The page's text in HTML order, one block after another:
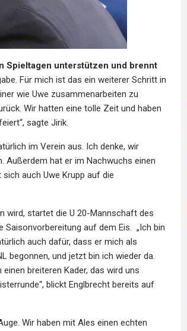
Spieltagen unterstützen und brennt
Für mich ist das ein weiterer Schritt in
wie Uwe zusammenarbeiten zu
Wir hatten eine tolle Zeit und haben
sagte Jirik.
im Verein aus. Ich denke, wir
Außerdem hat er im Nachwuchs einen
auch Uwe Krupp auf die
wird, startet die U 20-Mannschaft des
Saisonvorbereitung auf dem Eis. „Ich bin
auch dafür, dass er mich als
begonnen, und jetzt bin ich wieder da.
breiteren Kader, das wird uns
blickt Englbrecht bereits auf
Wir haben mit Ales einen echten